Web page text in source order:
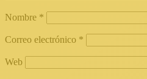
Nombre *
Correo electrónico *
Web